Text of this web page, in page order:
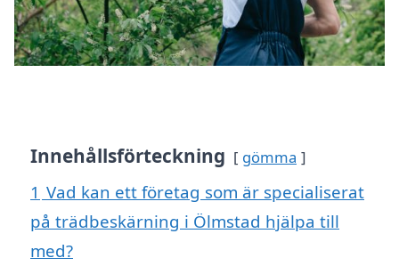
Innehållsförteckning gömma
1 Vad kan ett företag som är specialiserat
på trädbeskärning i Ölmstad hjälpa till
med?